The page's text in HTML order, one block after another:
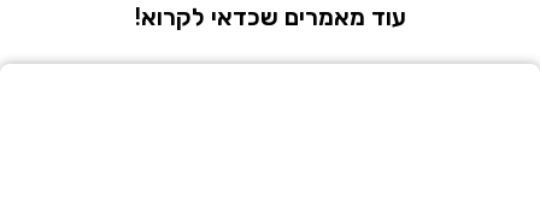
עוד מאמרים שכדאי לקרוא!